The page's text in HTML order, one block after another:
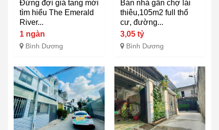
Đừng đợi giá tang mới
tìm hiểu The Emerald
River...
1 ngàn
Bình Dương
Bán nhà gần chợ lái
thiêu,105m2 full thổ
cư, đường...
3,05 tỷ
Bình Dương